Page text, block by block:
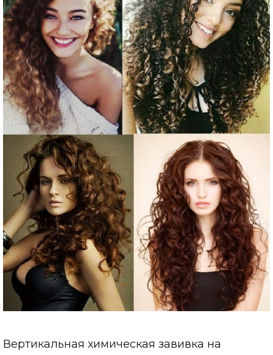
Вертикальная химическая завивка на